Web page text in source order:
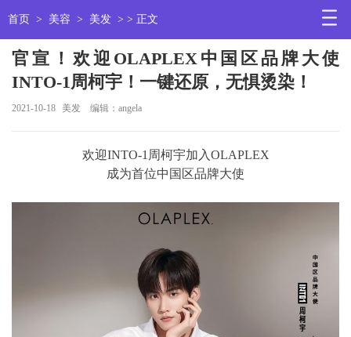
首页 > 美容 > 美发 > > 正文
官宣！欢迎OLAPLEX中国区品牌大使
INTO-1周柯宇！一键还原，无惧烫染！
2021-10-18 美发 编辑：angela
欢迎INTO-1周柯宇加入OLAPLEX
成为首位中国区品牌大使